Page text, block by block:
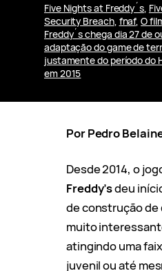
Five Nights at Freddy´s,
Security Breach, fnaf, O
Freddy´s chega dia 27 de
adaptação do game de
justamente do período do
em 2015
Por Pedro
Desde 2014, o
Freddy’sdeu
de construção de
muito
atingindo uma
juvenil ou até